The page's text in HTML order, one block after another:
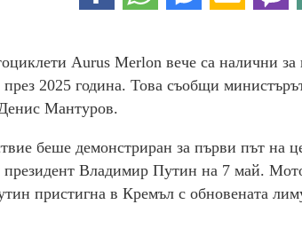
Aurus Merlon вече са налични
2025 година. Това съобщи
Мантуров.
беше демонстриран за първи път на
президент Владимир Путин на 7 май.
пристигна в Кремъл с обновената